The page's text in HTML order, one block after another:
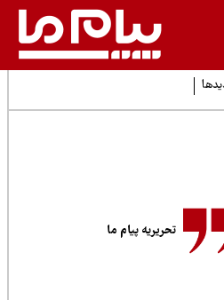
تحریریه پیام ما